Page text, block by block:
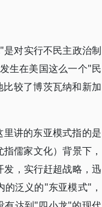
对实行不民主政治制
生在美国这么一个"民
较了博茨瓦纳和新加
讲的东亚模式指的是
儒家文化）背景下，
，实行赶超战略，迅
泛义的"东亚模式"，